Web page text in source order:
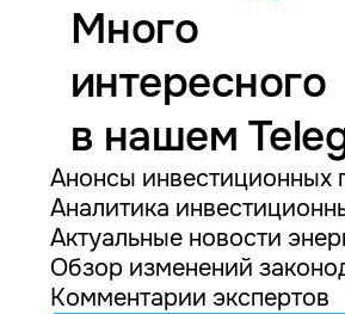
Много
интересного
в нашем
Анонсы инвестиционных
Аналитика
Актуальные новости
Обзор изменений
Комментарии экспертов